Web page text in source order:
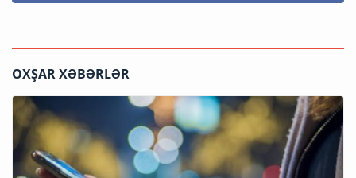
OXŞAR XƏBƏRLƏR